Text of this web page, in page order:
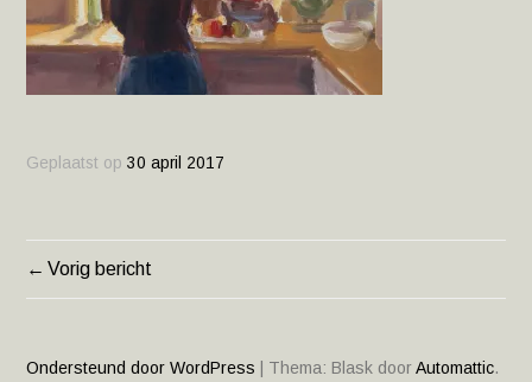
Geplaatst op30 april 2017
BERICHT
Vorig bericht
Ondersteund door WordPress Thema: Blask doorAutomattic.